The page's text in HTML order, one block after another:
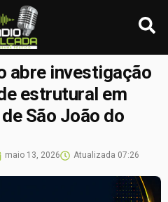
abre investigação
estrutural em
São João do
maio 13, 2026 Atualizada 07:26